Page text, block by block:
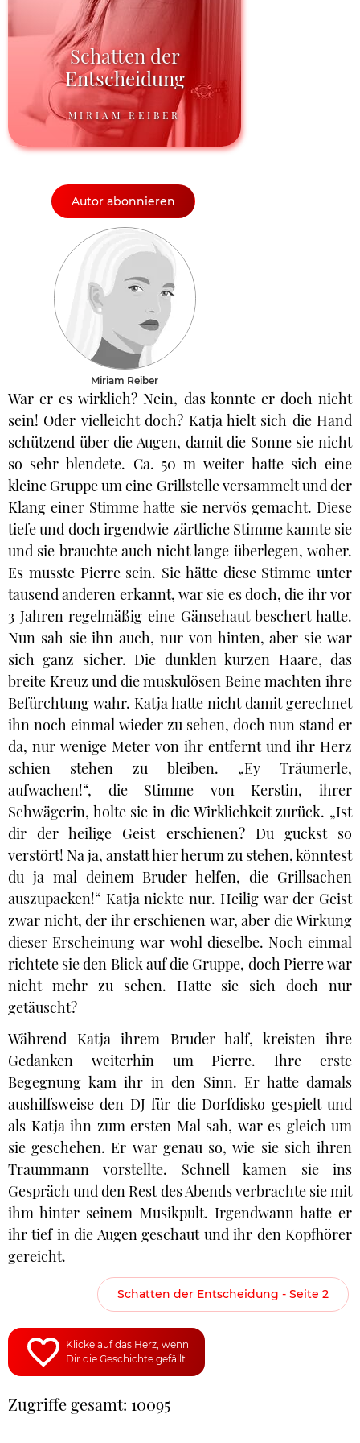
Schatten der
Entscheidung
MIRIAM REIBER
Autor abonnieren
Miriam Reiber
War er es wirklich? Nein, das konnte er doch nicht
sein! Oder vielleicht doch? Katja hielt sich die Hand
schützend über die Augen, damit die Sonne sie nicht
so sehr blendete. Ca. 50 m weiter hatte sich eine
kleine Gruppe um eine Grillstelle versammelt und der
Klang einer Stimme hatte sie nervös gemacht. Diese
tiefe und doch irgendwie zärtliche Stimme kannte sie
und sie brauchte auch nicht lange überlegen, woher.
Es musste Pierre sein. Sie hätte diese Stimme unter
tausend anderen erkannt, war sie es doch, die ihr vor
3 Jahren regelmäßig eine Gänsehaut beschert hatte.
Nun sah sie ihn auch, nur von hinten, aber sie war
sich ganz sicher. Die dunklen kurzen Haare, das
breite Kreuz und die muskulösen Beine machten ihre
Befürchtung wahr. Katja hatte nicht damit gerechnet
ihn noch einmal wieder zu sehen, doch nun stand er
da, nur wenige Meter von ihr entfernt und ihr Herz
schien stehen zu bleiben. „Ey Träumerle,
aufwachen!“, die Stimme von Kerstin, ihrer
Schwägerin, holte sie in die Wirklichkeit zurück. „Ist
dir der heilige Geist erschienen? Du guckst so
verstört! Na ja, anstatt hier herum zu stehen, könntest
du ja mal deinem Bruder helfen, die Grillsachen
auszupacken!“ Katja nickte nur. Heilig war der Geist
zwar nicht, der ihr erschienen war, aber die Wirkung
dieser Erscheinung war wohl dieselbe. Noch einmal
richtete sie den Blick auf die Gruppe, doch Pierre war
nicht mehr zu sehen. Hatte sie sich doch nur
getäuscht?
Während Katja ihrem Bruder half, kreisten ihre
Gedanken weiterhin um Pierre. Ihre erste
Begegnung kam ihr in den Sinn. Er hatte damals
aushilfsweise den DJ für die Dorfdisko gespielt und
als Katja ihn zum ersten Mal sah, war es gleich um
sie geschehen. Er war genau so, wie sie sich ihren
Traummann vorstellte. Schnell kamen sie ins
Gespräch und den Rest des Abends verbrachte sie mit
ihm hinter seinem Musikpult. Irgendwann hatte er
ihr tief in die Augen geschaut und ihr den Kopfhörer
gereicht.
Schatten der Entscheidung - Seite 2
Klicke auf das Herz, wenn
Dir die Geschichte gefällt
Zugriffe gesamt: 10095